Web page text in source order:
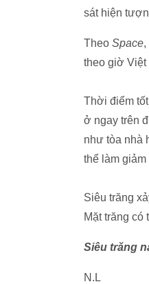
sát hiện
Theo Space,
theo giờ Việt
Thời điểm
ở ngay trên
như tòa nhà
thể làm giảm
Siêu trăng
Mặt trăng
Siêu trăng
N.L